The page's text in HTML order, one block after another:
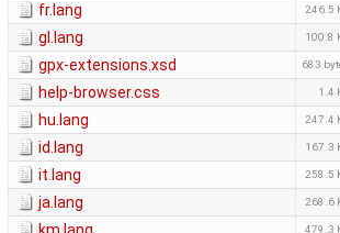
fr.lang 246.5
gl.lang 100.8
gpx-extensions.xsd 683
help-browser.css 1.4
hu.lang 247.4
id.lang 167.3
it.lang 258.5
ja.lang 268.6
479.3